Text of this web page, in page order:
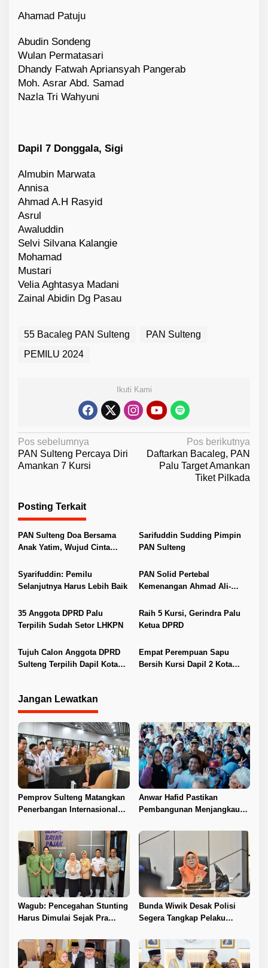
Ahamad Patuju
Abudin Sondeng
Wulan Permatasari
Dhandy Fatwah Apriansyah Pangerab
Moh. Asrar Abd. Samad
Nazla Tri Wahyuni
Dapil 7 Donggala, Sigi
Almubin Marwata
Annisa
Ahmad A.H Rasyid
Asrul
Awaluddin
Selvi Silvana Kalangie
Mohamad
Mustari
Velia Aghtasya Madani
Zainal Abidin Dg Pasau
55 Bacaleg PAN Sulteng
PAN Sulteng
PEMILU 2024
Ikuti Kami
N
a
g
a
s
p
s
Pos sebelumnya
PAN Sulteng Percaya Diri
Amankan 7 Kursi
Pos berikutnya
Daftarkan Bacaleg, PAN
Palu Target Amankan
Tiket Pilkada
Posting Terkait
PAN Sulteng Doa Bersama
Anak Yatim, Wujud Cinta
Sosial
Sarifuddin Sudding Pimpin
PAN Sulteng
Syarifuddin: Pemilu
Selanjutnya Harus Lebih Baik
PAN Solid Pertebal
Kemenangan Ahmad Ali-
Sulteng
35 Anggota DPRD Palu
Terpilih Sudah Setor LHKPN
Raih 5 Kursi, Gerindra Palu
Ketua DPRD
Tujuh Calon Anggota DPRD
Sulteng Terpilih Dapil Kota
Empat Perempuan Sapu
Bersih Kursi Dapil 2 Kota
Jangan Lewatkan
Pemprov Sulteng Matangkan
Penerbangan Internasional
Anwar Hafid Pastikan
Pembangunan Menjangkau
Wagub: Pencegahan Stunting
Harus Dimulai Sejak Pra
Bunda Wiwik Desak Polisi
Segera Tangkap Pelaku
di Duyu